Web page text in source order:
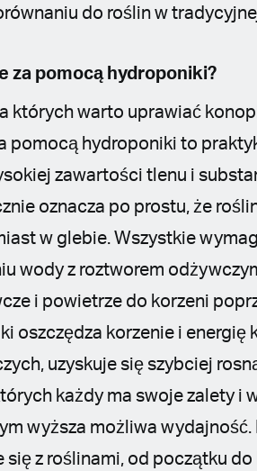
do roślin w
za pomocą hydroponiki?
których warto uprawiać
pomocą hydroponiki to
zawartości tlenu i
oznacza po prostu, że
w glebie. Wszystkie
wody z roztworem
i powietrze do korzeni
oszczędza korzenie i energię
uzyskuje się szybciej
każdy ma swoje zalety i
wyższa możliwa wydajność.
z roślinami, od początku